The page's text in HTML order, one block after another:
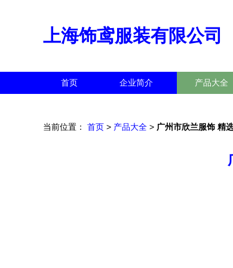
上海饰鸢服装有限公司
首页 企业简介 产品大全
当前位置： 首页 > 产品大全 > 广州市欣兰服饰 精